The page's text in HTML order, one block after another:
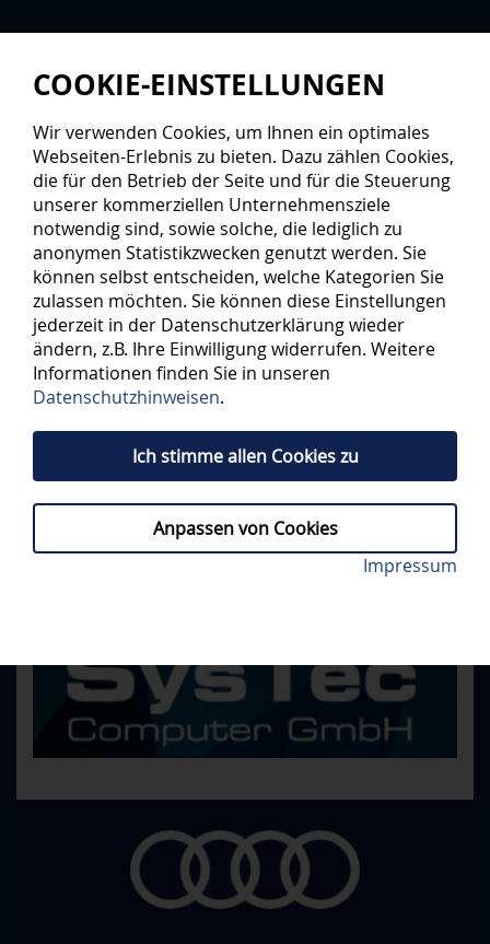
SPIELPLAN 2026/2027
SAISON TEAM SPIELTAG
IT-PARTNER
COOKIE-EINSTELLUNGEN
Wir verwenden Cookies, um Ihnen ein optimales
Webseiten-Erlebnis zu bieten. Dazu zählen Cookies,
die für den Betrieb der Seite und für die Steuerung
unserer kommerziellen Unternehmensziele
notwendig sind, sowie solche, die lediglich zu
anonymen Statistikzwecken genutzt werden. Sie
können selbst entscheiden, welche Kategorien Sie
zulassen möchten. Sie können diese Einstellungen
jederzeit in der Datenschutzerklärung wieder
ändern, z.B. Ihre Einwilligung widerrufen. Weitere
Informationen finden Sie in unseren
Datenschutzhinweisen.
Ich stimme allen Cookies zu
Anpassen von Cookies
Impressum